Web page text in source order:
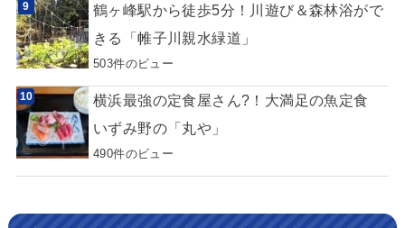
鶴ヶ峰駅から徒歩5分！川遊び＆森林浴がで
きる「帷子川親水緑道」
503件のビュー
横浜最強の定食屋さん?！大満足の魚定食
いずみ野の「丸や」
490件のビュー